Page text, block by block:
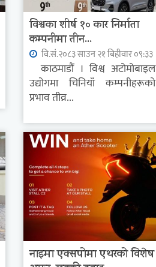
विश्वका शीर्ष १० कार निर्माता
कम्पनीमा तीन...
वि.सं.२०८३ साउन २१ बिहीवार ०९:३३
काठमाडौं । विश्व अटोमोबाइल
उद्योगमा चिनियाँ कम्पनीहरूको
प्रभाव तीव्र...
नाइमा एक्सपोमा एथरको विशेष